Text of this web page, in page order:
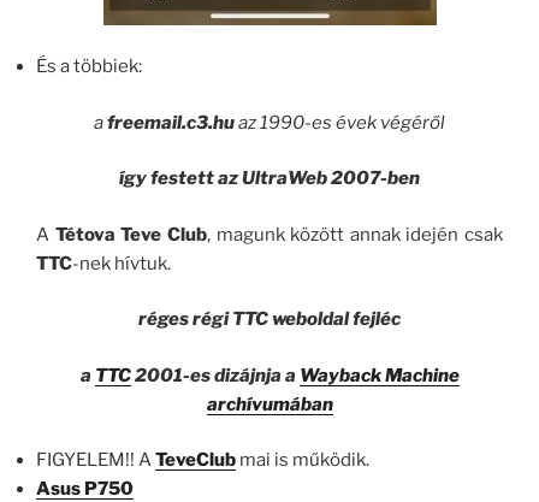
És a többiek:
afreemail.c3.huaz 1990-es évek végéről
így festett az UltraWeb 2007-ben
A Tétova Teve Club, magunk között annak idején csak
TTC-nek hívtuk.
réges régi TTC weboldal fejléc
a TTC2001-es dizájnja a Wayback Machine
archívumában
FIGYELEM!! ATeveClub mai is működik.
Asus P750